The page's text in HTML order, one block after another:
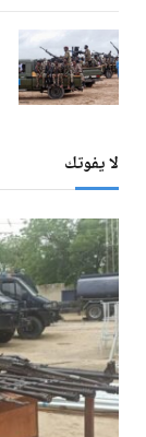
لا يفوتك